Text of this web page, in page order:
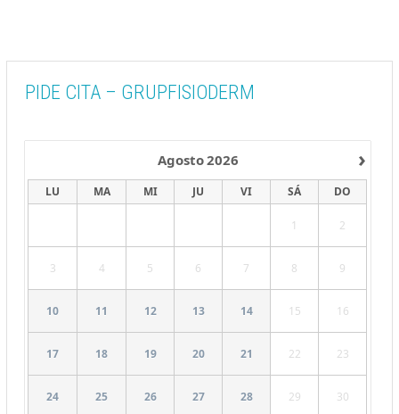
PIDE CITA – GRUPFISIODERM
›
Agosto2026
LU MA MI JU VI SÁ DO
1 2
3 4 5 6 7 8 9
10 11 12 13 14 15 16
17 18 19 20 21 22 23
24 25 26 27 28 29 30